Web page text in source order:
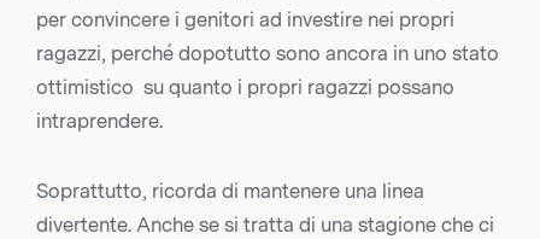
per convincere i genitori ad investire nei propri
ragazzi, perché dopotutto sono ancora in uno stato
ottimistico su quanto i propri ragazzi possano
intraprendere.
Soprattutto, ricorda di mantenere una linea
divertente. Anche se si tratta di una stagione che ci